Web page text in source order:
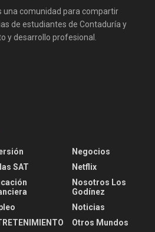
una comunidad para compartir
de estudiantes de Contaduría y
y desarrollo profesional.
SAT
Negocios
Netflix
Nosotros Los
Godínez
Noticias
Otros Mundos